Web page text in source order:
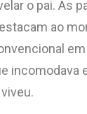
o pai. As
ao
incomodava